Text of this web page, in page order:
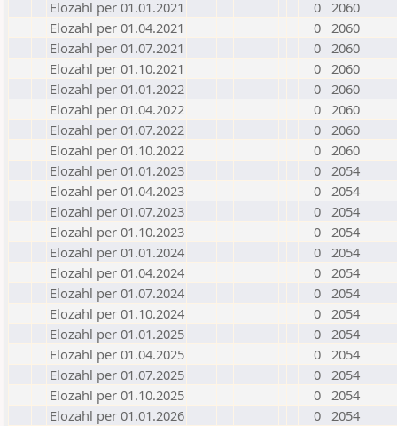
Elozahl per 01.01.2021
0 2060
Elozahl per 01.04.2021
0 2060
Elozahl per 01.07.2021
0 2060
Elozahl per 01.10.2021
0 2060
Elozahl per 01.01.2022
0 2060
Elozahl per 01.04.2022
0 2060
Elozahl per 01.07.2022
0 2060
Elozahl per 01.10.2022
0 2060
Elozahl per 01.01.2023
0 2054
Elozahl per 01.04.2023
0 2054
Elozahl per 01.07.2023
0 2054
Elozahl per 01.10.2023
0 2054
Elozahl per 01.01.2024
0 2054
Elozahl per 01.04.2024
0 2054
Elozahl per 01.07.2024
0 2054
Elozahl per 01.10.2024
0 2054
Elozahl per 01.01.2025
0 2054
Elozahl per 01.04.2025
0 2054
Elozahl per 01.07.2025
0 2054
Elozahl per 01.10.2025
0 2054
Elozahl per 01.01.2026
0 2054